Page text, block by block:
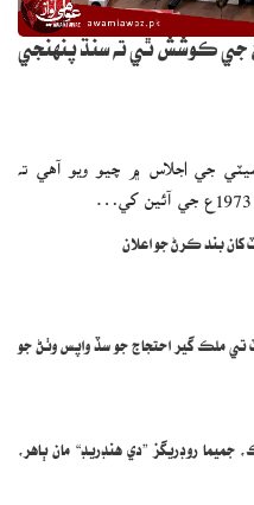
جي ڪوشش ٿي ته سنڌ پنهنجي
جي اجلاس ۾ چيو ويو آهي ته
جو 9 آگسٽ تي ملڪ گير احتجاج جو سڏ واپس وٺڻ جو
جميما روڊريگز ”دي هنڊريڊ“ مان ٻاهر،